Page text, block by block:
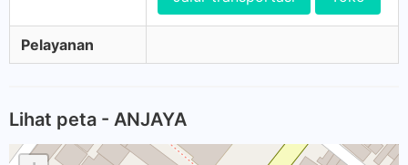
Pelayanan
Lihat peta - ANJAYA